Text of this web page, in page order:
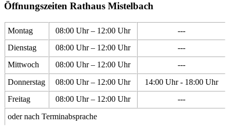
Öffnungszeiten Rathaus Mistelbach
Montag 08:00 Uhr – 12:00 Uhr
---
Dienstag
08:00 Uhr – 12:00 Uhr
---
Mittwoch
08:00 Uhr – 12:00 Uhr
---
Donnerstag
08:00 Uhr – 12:00 Uhr
14:00 Uhr - 18:00 Uhr
Freitag
08:00 Uhr – 12:00 Uhr
---
oder nach Terminabsprache